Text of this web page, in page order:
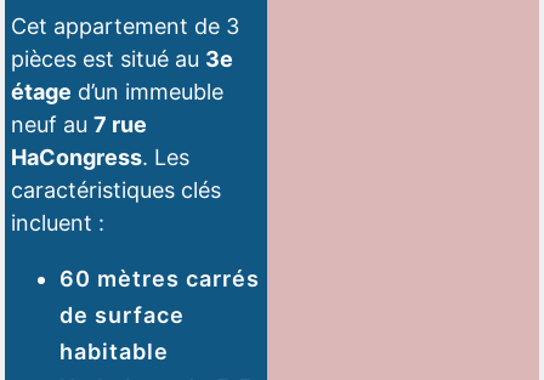
Cet appartement de 3
piècesest situé au 3e
étage d’un immeuble
neuf au 7 rue
HaCongress. Les
caractéristiques clés
incluent :
60 mètres carrés
de surface
habitable